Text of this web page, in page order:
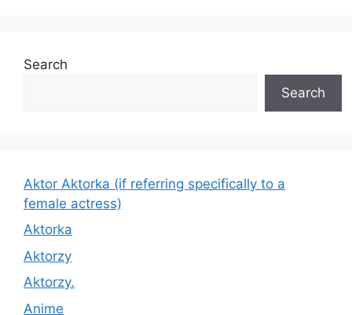
Search
Search
Aktor Aktorka (if referring specifically to a
female actress)
Aktorka
Aktorzy
Aktorzy.
Anime